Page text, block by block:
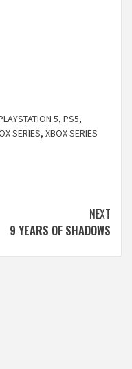
5, PS5,
SERIES, XBOX SERIES
NEXT
9 YEARS OF SHADOWS